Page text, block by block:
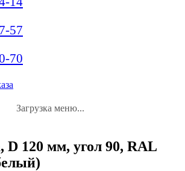
57
70
Загрузка меню...
D 120 мм, угол 90, RAL